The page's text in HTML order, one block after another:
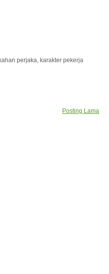
perjaka, karakter pekerja
Posting Lama